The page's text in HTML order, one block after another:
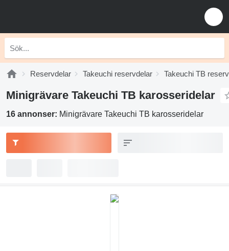
Reservdelar Takeuchi reservdelar Takeuchi TB
Minigrävare Takeuchi TB karosseridelar
16 annonser: Minigrävare Takeuchi TB karosseridelar